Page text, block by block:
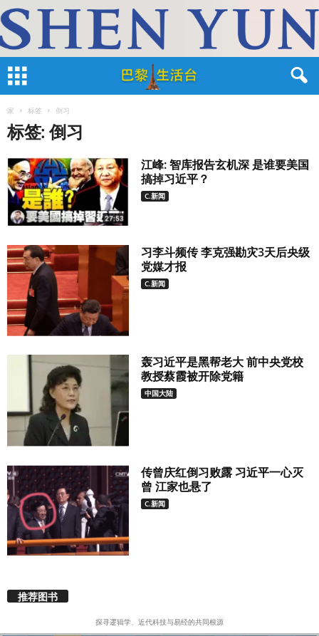
家 标签 倒习
标签: 倒习
江峰: 智库报告玄机深 是谁要美国
搞掉习近平？
C.新闻
习李斗频传 李克强勘灾3天后央级
党媒才报
C.新闻
轰习近平是黑帮老大 前中央党校
教授蔡霞被开除党籍
中国大陆
传曾庆红倒习败露 习近平一心灭
曾 江家也悬了
C.新闻
推荐图书
探寻逻辑学、近代科技与易经的共同根源